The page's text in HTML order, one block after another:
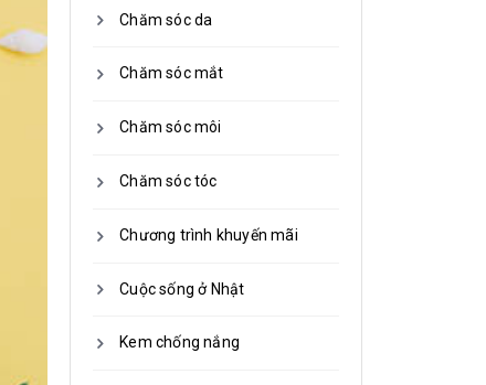
Chăm sóc da
Chăm sóc mắt
Chăm sóc môi
Chăm sóc tóc
Chương trình khuyến mãi
Cuộc sống ở Nhật
Kem chống nắng